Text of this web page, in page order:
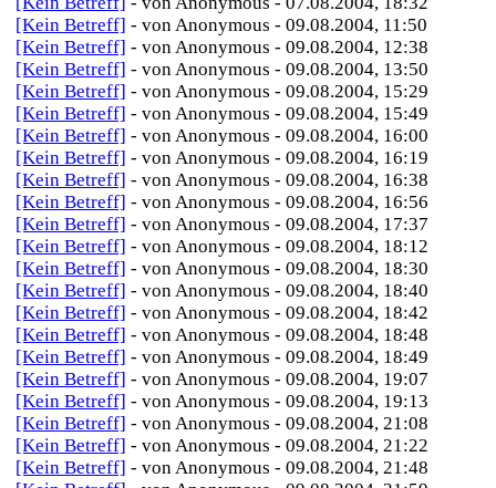
[Kein Betreff] - von Anonymous - 09.08.2004, 11:50
[Kein Betreff] - von Anonymous - 09.08.2004, 12:38
[Kein Betreff] - von Anonymous - 09.08.2004, 13:50
[Kein Betreff] - von Anonymous - 09.08.2004, 15:29
[Kein Betreff] - von Anonymous - 09.08.2004, 15:49
[Kein Betreff] - von Anonymous - 09.08.2004, 16:00
[Kein Betreff] - von Anonymous - 09.08.2004, 16:19
[Kein Betreff] - von Anonymous - 09.08.2004, 16:38
[Kein Betreff] - von Anonymous - 09.08.2004, 16:56
[Kein Betreff] - von Anonymous - 09.08.2004, 17:37
[Kein Betreff] - von Anonymous - 09.08.2004, 18:12
[Kein Betreff] - von Anonymous - 09.08.2004, 18:30
[Kein Betreff] - von Anonymous - 09.08.2004, 18:40
[Kein Betreff] - von Anonymous - 09.08.2004, 18:42
[Kein Betreff] - von Anonymous - 09.08.2004, 18:48
[Kein Betreff] - von Anonymous - 09.08.2004, 18:49
[Kein Betreff] - von Anonymous - 09.08.2004, 19:07
[Kein Betreff] - von Anonymous - 09.08.2004, 19:13
[Kein Betreff] - von Anonymous - 09.08.2004, 21:08
[Kein Betreff] - von Anonymous - 09.08.2004, 21:22
[Kein Betreff] - von Anonymous - 09.08.2004, 21:48